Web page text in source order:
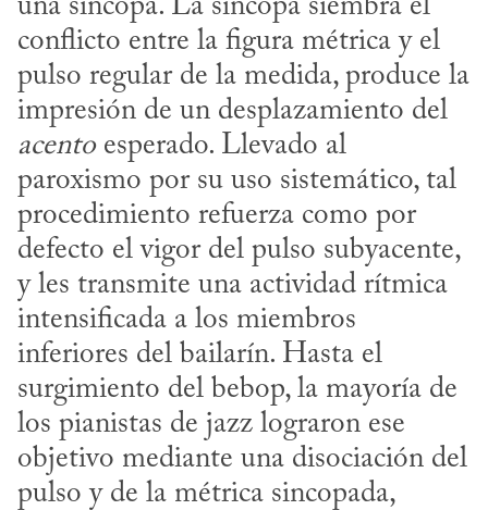
una síncopa. La síncopa siembra el
conflicto entre la figura métrica y el
pulso regular de la medida, produce la
acento esperado. Llevado al
paroxismo por su uso sistemático, tal
procedimiento refuerza como por
defecto el vigor del pulso subyacente,
y les transmite una actividad rítmica
intensificada a los miembros
inferiores del bailarín. Hasta el
surgimiento del bebop, la mayoría de
los pianistas de jazz lograron ese
objetivo mediante una disociación del
pulso y de la métrica sincopada,